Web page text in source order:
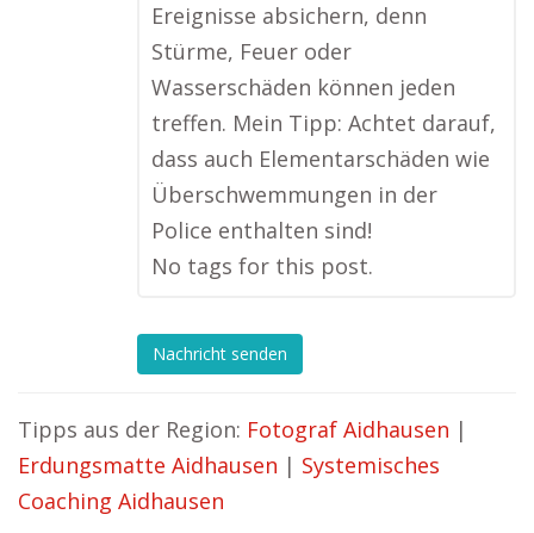
Ereignisse absichern, denn
Stürme, Feuer oder
Wasserschäden können jeden
treffen. Mein Tipp: Achtet darauf,
dass auch Elementarschäden wie
Überschwemmungen in der
Police enthalten sind!
No tags for this post.
Nachricht senden
Tipps aus der Region: Fotograf Aidhausen |
Erdungsmatte Aidhausen | Systemisches
Coaching Aidhausen